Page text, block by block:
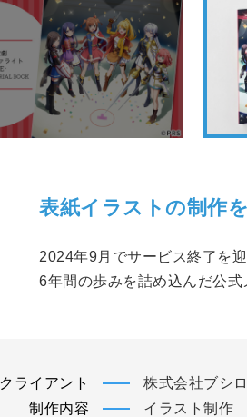
表紙イラストの制作
2024年9月でサービス終了を
6年間の歩みを詰め込んだ公式
クライアント
株式会社ブシ
制作内容
イラスト制作